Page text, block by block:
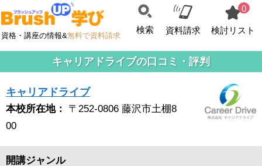
資格・講座の情報&無料で資料請求
検索 資料請求
0
検討リスト
キャリアドライブの口コミ・評判
キャリアドライブ
本校所在地：
〒252-0806 藤沢市土棚8
00
開講ジャンル